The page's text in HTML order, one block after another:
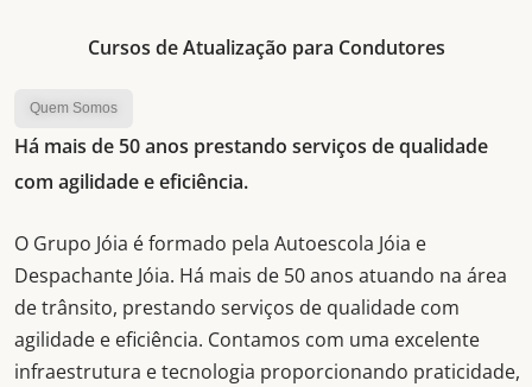
Cursos de Atualização para Condutores
Quem Somos
Há mais de 50 anos prestando serviços de qualidade
com agilidade e eficiência.
O Grupo Jóia é formado pela Autoescola Jóia e
Despachante Jóia. Há mais de 50 anos atuando na área
de trânsito, prestando serviços de qualidade com
agilidade e eficiência. Contamos com uma excelente
infraestrutura e tecnologia proporcionando praticidade,